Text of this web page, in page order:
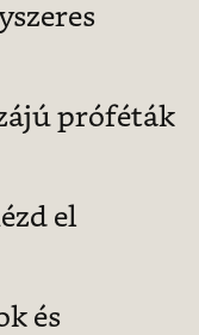
próféták
el
és